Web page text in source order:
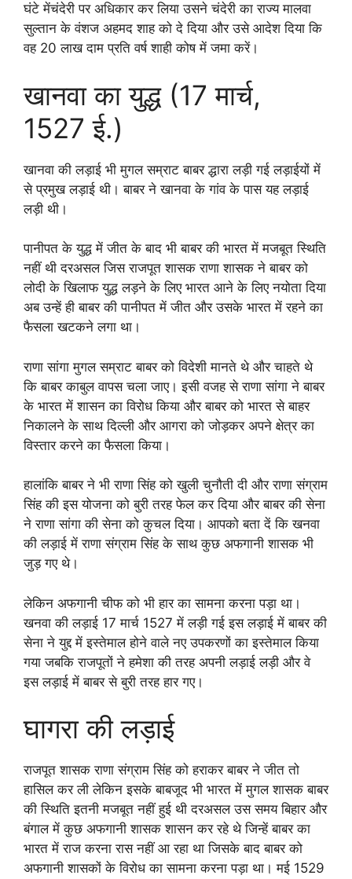
घंटे मेंचंदेरी पर अधिकार कर लिया उसने चंदेरी का राज्य मालवा
सुल्तान के वंशज अहमद शाह को दे दिया और उसे आदेश दिया कि
वह 20 लाख दाम प्रति वर्ष शाही कोष में जमा करें।
खानवा का युद्ध (17 मार्च,
1527 ई.)
खानवा की लड़ाई भी मुगल सम्राट बाबर द्धारा लड़ी गई लड़ाईयों में
से प्रमुख लड़ाई थी। बाबर ने खानवा के गांव के पास यह लड़ाई
लड़ी थी।
पानीपत के युद्ध में जीत के बाद भी बाबर की भारत में मजबूत स्थिति
नहीं थी दरअसल जिस राजपूत शासक राणा शासक ने बाबर को
लोदी के खिलाफ युद्ध लड़ने के लिए भारत आने के लिए नयोता दिया
अब उन्हें ही बाबर की पानीपत में जीत और उसके भारत में रहने का
फैसला खटकने लगा था।
राणा सांगा मुगल सम्राट बाबर को विदेशी मानते थे और चाहते थे
कि बाबर काबुल वापस चला जाए। इसी वजह से राणा सांगा ने बाबर
के भारत में शासन का विरोध किया और बाबर को भारत से बाहर
निकालने के साथ दिल्ली और आगरा को जोड़कर अपने क्षेत्र का
विस्तार करने का फैसला किया।
हालांकि बाबर ने भी राणा सिंह को खुली चुनौती दी और राणा संग्राम
सिंह की इस योजना को बुरी तरह फेल कर दिया और बाबर की सेना
ने राणा सांगा की सेना को कुचल दिया। आपको बता दें कि खनवा
की लड़ाई में राणा संग्राम सिंह के साथ कुछ अफगानी शासक भी
जुड़ गए थे।
लेकिन अफगानी चीफ को भी हार का सामना करना पड़ा था।
खनवा की लड़ाई 17 मार्च 1527 में लड़ी गई इस लड़ाई में बाबर की
सेना ने युद्द में इस्तेमाल होने वाले नए उपकरणों का इस्तेमाल किया
गया जबकि राजपूतों ने हमेशा की तरह अपनी लड़ाई लड़ी और वे
इस लड़ाई में बाबर से बुरी तरह हार गए।
घागरा की लड़ाई
राजपूत शासक राणा संग्राम सिंह को हराकर बाबर ने जीत तो
हासिल कर ली लेकिन इसके बाबजूद भी भारत में मुगल शासक बाबर
की स्थिति इतनी मजबूत नहीं हुई थी दरअसल उस समय बिहार और
बंगाल में कुछ अफगानी शासक शासन कर रहे थे जिन्हें बाबर का
भारत में राज करना रास नहीं आ रहा था जिसके बाद बाबर को
अफगानी शासकों के विरोध का सामना करना पड़ा था। मई 1529